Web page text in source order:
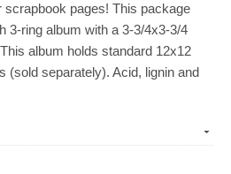
scrapbook pages! This package
3-ring album with a 3-3/4x3-3/4
album holds standard 12x12
(sold separately). Acid, lignin and